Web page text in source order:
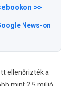
A
Rendőrség
>>
News-on
ellenőrizték a